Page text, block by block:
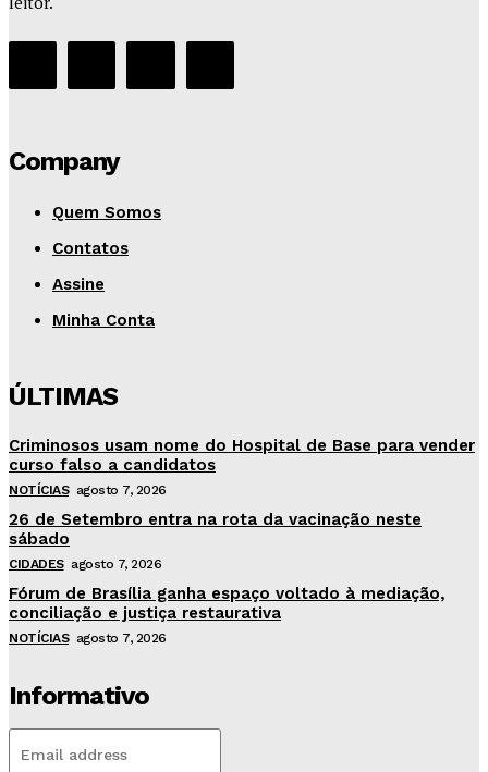
Company
Quem Somos
Contatos
Assine
Minha Conta
ÚLTIMAS
Criminosos usam nome do Hospital de Base para vender
curso falso a candidatos
NOTÍCIAS agosto 7, 2026
26 de Setembro entra na rota da vacinação neste
sábado
CIDADES agosto 7, 2026
Fórum de Brasília ganha espaço voltado à mediação,
conciliação e justiça restaurativa
NOTÍCIAS agosto 7, 2026
Informativo